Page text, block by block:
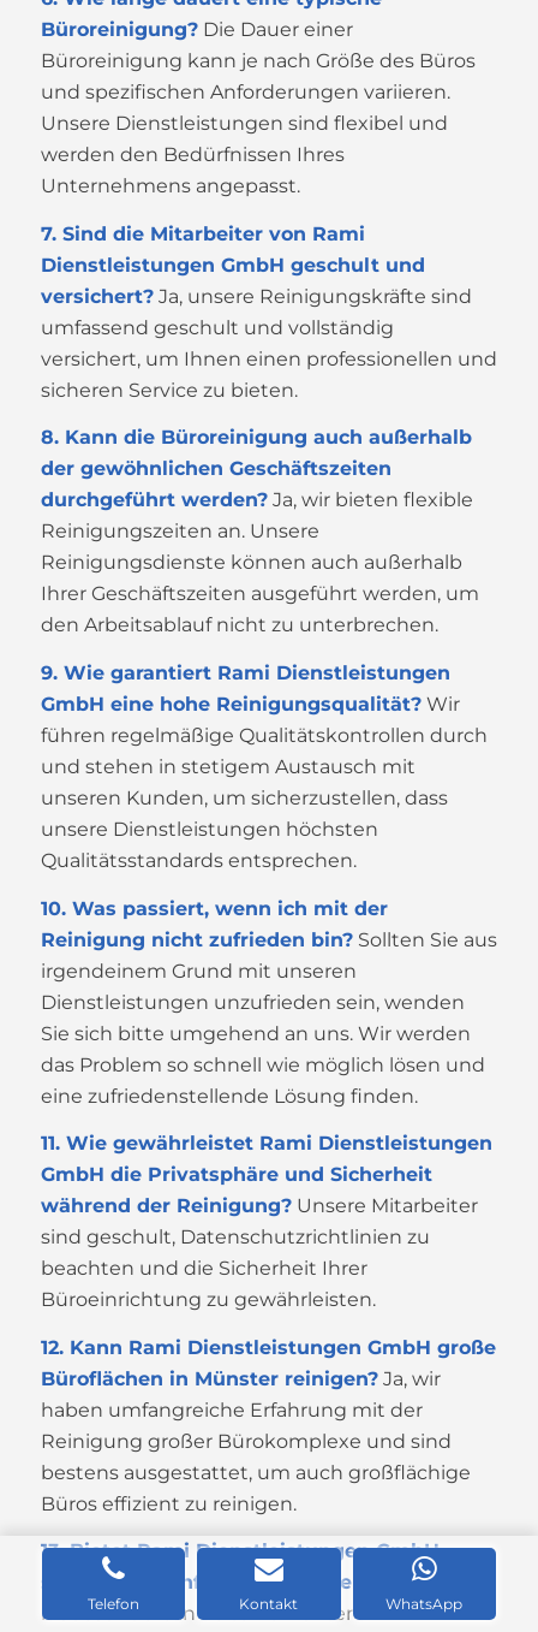
Büroreinigung?Die Dauer einer
Büroreinigung kann je nach Größe des Büros
und spezifischen Anforderungen variieren.
Unsere Dienstleistungen sind flexibel und
werden den Bedürfnissen Ihres
Unternehmens angepasst.
7. Sind die Mitarbeiter von Rami
Dienstleistungen GmbH geschult und
versichert?Ja, unsere Reinigungskräfte sind
umfassend geschult und vollständig
versichert, um Ihnen einen professionellen und
sicheren Service zu bieten.
8. Kann die Büroreinigung auch außerhalb
der gewöhnlichen Geschäftszeiten
durchgeführt werden?Ja, wir bieten flexible
Reinigungszeiten an. Unsere
Reinigungsdienste können auch außerhalb
Ihrer Geschäftszeiten ausgeführt werden, um
den Arbeitsablauf nicht zu unterbrechen.
9. Wie garantiert Rami Dienstleistungen
GmbH eine hohe Reinigungsqualität?Wir
führen regelmäßige Qualitätskontrollen durch
und stehen in stetigem Austausch mit
unseren Kunden, um sicherzustellen, dass
unsere Dienstleistungen höchsten
Qualitätsstandards entsprechen.
10. Was passiert, wenn ich mit der
Reinigung nicht zufrieden bin?Sollten Sie aus
irgendeinem Grund mit unseren
Dienstleistungen unzufrieden sein, wenden
Sie sich bitte umgehend an uns. Wir werden
das Problem so schnell wie möglich lösen und
eine zufriedenstellende Lösung finden.
11. Wie gewährleistet Rami Dienstleistungen
GmbH die Privatsphäre und Sicherheit
während der Reinigung?Unsere Mitarbeiter
sind geschult, Datenschutzrichtlinien zu
beachten und die Sicherheit Ihrer
Büroeinrichtung zu gewährleisten.
12. Kann Rami Dienstleistungen GmbH große
Büroflächen in Münster reinigen?Ja, wir
haben umfangreiche Erfahrung mit der
Reinigung großer Bürokomplexe und sind
bestens ausgestattet, um auch großflächige
Büros effizient zu reinigen.
13. Bietet Rami Dienstleistungen GmbH
spezielle Desinfektionsdienste an?
Ja,
insbesondere in Zeiten erhöhter
Telefon Kontakt WhatsApp